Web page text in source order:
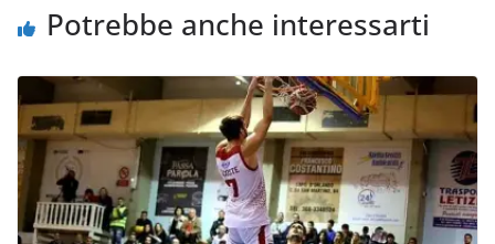
k
Potrebbe anche interessarti